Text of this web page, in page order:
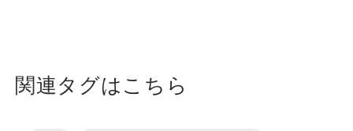
関連タグはこちら